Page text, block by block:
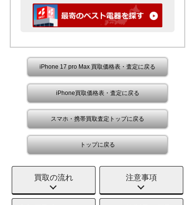
iPhone 17 pro Max 買取価格表・査定に戻る
iPhone買取価格表・査定に戻る
スマホ・携帯買取査定トップに戻る
トップに戻る
買取の流れ 注意事項